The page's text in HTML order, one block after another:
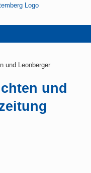
und Leonberger
und